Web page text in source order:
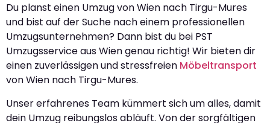
Du planst einen Umzug von Wien nach Tirgu-Mures
und bist auf der Suche nach einem professionellen
Umzugsunternehmen? Dann bist du bei PST
Umzugsservice aus Wien genau richtig! Wir bieten dir
einen zuverlässigen und stressfreien Möbeltransport
von Wien nach Tirgu-Mures.
Unser erfahrenes Team kümmert sich um alles, damit
dein Umzug reibungslos abläuft. Von der sorgfältigen